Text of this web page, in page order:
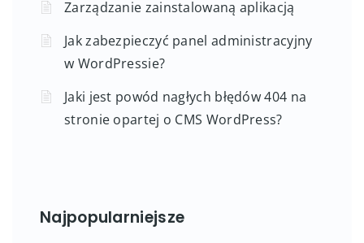
Zarządzanie zainstalowaną aplikacją
Jak zabezpieczyć panel administracyjny
w WordPressie?
Jaki jest powód nagłych błędów 404 na
stronie opartej o CMS WordPress?
Najpopularniejsze